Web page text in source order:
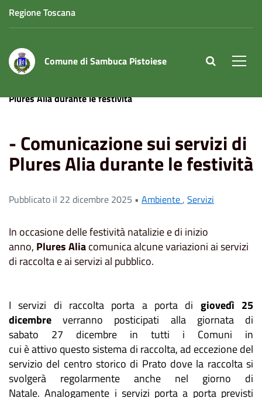
Regione Toscana
Comune di Sambuca Pistoiese site.searc
Plures Alia durante le festività
- Comunicazione sui servizi di
Plures Alia durante le festività
Pubblicato il 22 dicembre 2025 • Ambiente, Servizi
In occasione delle festività natalizie e di inizio
anno, Plures Aliacomunica alcune variazioni ai servizi
di raccolta e ai servizi al pubblico.
I servizi di raccolta porta a porta di giovedì 25
dicembre verranno posticipati alla giornata di
sabato 27 dicembre in tutti i Comuni in
cui è attivo questo sistema di raccolta, ad eccezione del
servizio del centro storico di Prato dove la raccolta si
svolgerà regolarmente anche nel giorno di
Natale. Analogamente i servizi porta a porta previsti